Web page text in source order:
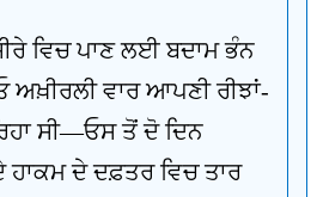
ਵਿਚ ਪਾਣ ਲਈ ਬਦਾਮ ਭੰਨ
ਅਖ਼ੀਰਲੀ ਵਾਰ ਆਪਣੀ ਰੀਝਾਂ-
ਸੀ—ਓਸ ਤੋਂ ਦੋ ਦਿਨ
ਹਾਕਮ ਦੇ ਦਫ਼ਤਰ ਵਿਚ ਤਾਰ